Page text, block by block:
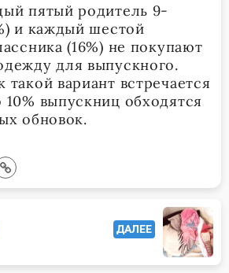
пятый родитель 9-
и каждый шестой
(16%) не покупают
для выпускного.
вариант встречается
выпускниц обходятся
обновок.
ДАЛЕЕ